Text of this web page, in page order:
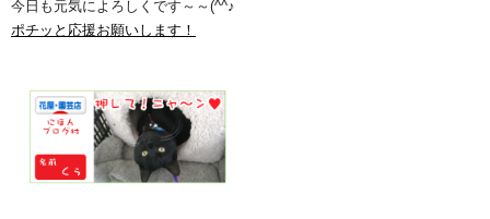
今日も元気によろしくです～～(^^♪
ポチッと応援お願いします！